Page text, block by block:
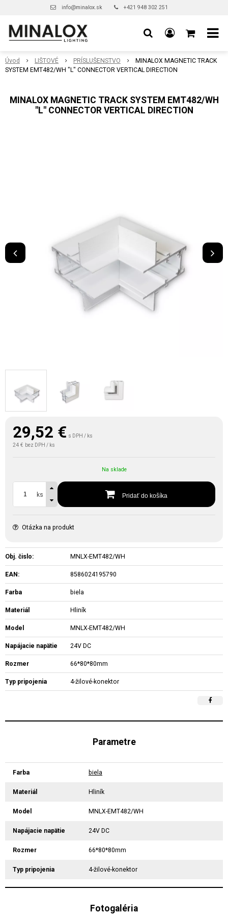
info@minalox.sk +421 948 302 251
Úvod LIŠTOVÉ PRÍSLUŠENSTVO
MINALOX MAGNETIC TRACK
SYSTEM EMT482/WH "L" CONNECTOR VERTICAL DIRECTION
MINALOX MAGNETIC TRACK SYSTEM EMT482/WH
"L" CONNECTOR VERTICAL DIRECTION
29,52 € s DPH / ks
24 € bez DPH / ks
Na sklade
ks Pridať do košíka
Otázka na produkt
Obj. čislo: MNLX-EMT482/WH
EAN: 8586024195790
Farba biela
Materiál Hliník
Model MNLX-EMT482/WH
Napájacie napätie 24V DC
Rozmer 66*80*80mm
Typ pripojenia 4-žilové-konektor
Parametre
Farba biela
Materiál Hliník
Model MNLX-EMT482/WH
Napájacie napätie 24V DC
Rozmer 66*80*80mm
Typ pripojenia 4-žilové-konektor
Fotogaléria